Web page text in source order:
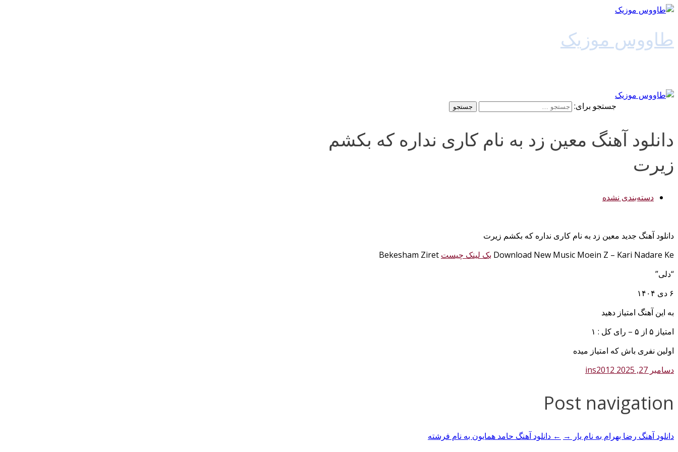
طاووس موزیک
جستجو برای:
دانلود آهنگ معین زد به نام کاری نداره که بکشم
زیرت
دسته‌بندی نشده
دانلود آهنگ جدید معین زد به نام کاری نداره که بکشم زیرت
Download New Music Moein Z – Kari Nadare Ke بک لینک چیست
“دلی”
۶ دی ۱۴۰۴
به این آهنگ امتیاز دهید
امتیاز ۵ از ۵ – رای کل : ۱
اولین نفری باش که امتیاز میده
دسامبر 27, 2025
ins2012
Post navigation
دانلود آهنگ رضا بهرام به نام یار → ← دانلود آهنگ حامد همایون به نام فرشته